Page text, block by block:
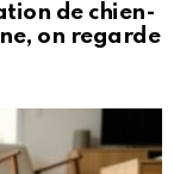
de chien-
on regarde